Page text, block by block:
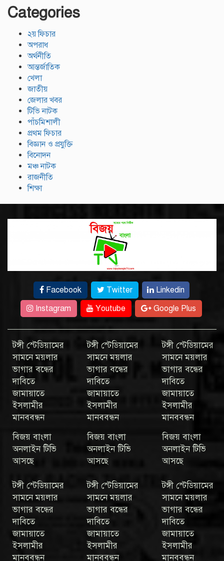
Categories
২য় ফিচার
অপরাধ
অর্থনীতি
আন্তর্জাতিক
খেলা
জাতীয়
জেলার খবর
টিভি নাটক
পাঁচমিশালী
প্রথম ফিচার
বিজ্ঞান ও প্রযুক্তি
বিনোদন
মঞ্চ নাটক
রাজনীতি
শিক্ষা
Facebook Twitter
Linkedin
Instagram
Youtube Google Plus
টঙ্গী স্টেডিয়ামের
সামনে ময়লার
ভাগার বন্ধের
দাবিতে
জামায়াতে
ইসলামীর
মানববন্ধন
বিজয় বাংলা
অনলাইন টিভি
আসছে
টঙ্গী স্টেডিয়ামের
সামনে ময়লার
ভাগার বন্ধের
দাবিতে
জামায়াতে
ইসলামীর
মানববন্ধন
বিজয় বাংলা
অনলাইন টিভি
আসছে
টঙ্গী স্টেডিয়ামের
সামনে ময়লার
ভাগার বন্ধের
দাবিতে
জামায়াতে
ইসলামীর
মানববন্ধন
বিজয় বাংলা
অনলাইন টিভি
আসছে
টঙ্গী স্টেডিয়ামের
সামনে ময়লার
ভাগার বন্ধের
দাবিতে
জামায়াতে
ইসলামীর
মানববন্ধন
টঙ্গী স্টেডিয়ামের
সামনে ময়লার
ভাগার বন্ধের
দাবিতে
জামায়াতে
ইসলামীর
মানববন্ধন
টঙ্গী স্টেডিয়ামের
সামনে ময়লার
ভাগার বন্ধের
দাবিতে
জামায়াতে
ইসলামীর
মানববন্ধন